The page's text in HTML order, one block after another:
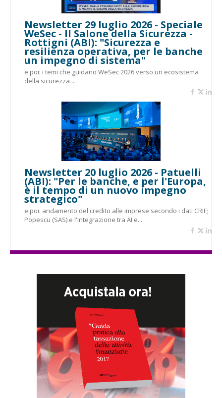
Newsletter 29 luglio 2026 - Speciale
WeSec - Il Salone della Sicurezza -
Rottigni (ABI): "Sicurezza e
resilienza operativa, per le banche
un impegno di sistema"
e poi: i temi che guidano WeSec 2026 verso un ecosistema
della sicurezza ...
Newsletter 20 luglio 2026 - Patuelli
(ABI): "Per le banche, e per l'Europa,
è il tempo di un nuovo impegno
strategico"
e poi: andamento del credito alle imprese secondo i dati CRIF;
Popescu (SAS) e l'integrazione tra AI e...